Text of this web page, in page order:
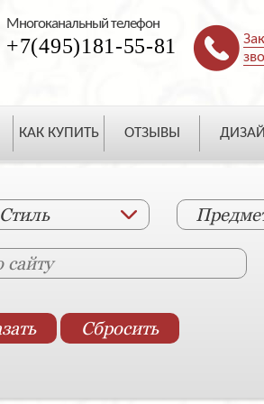
Многоканальный телефон
+7(495)181-55-81
КАК КУПИТЬ ОТЗЫВЫ
Стиль